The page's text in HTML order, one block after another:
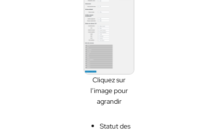
Cliquez sur
l’image pour
agrandir
Statut des